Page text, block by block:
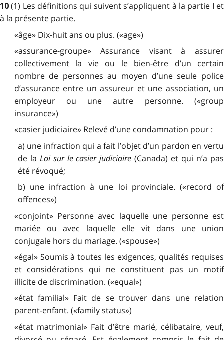
10(1) Les définitions qui suivent s’appliquent à la partie I et
à la présente partie.
«âge» Dix-huit ans ou plus. («age»)
«assurance-groupe» Assurance visant à assurer
collectivement la vie ou le bien-être d’un certain
nombre de personnes au moyen d’une seule police
d’assurance entre un assureur et une association, un
employeur ou une autre personne. («group
insurance»)
«casier judiciaire» Relevé d’une condamnation pour :
a) une infraction qui a fait l’objet d’un pardon en vertu
de la Loi sur le casier judiciaire (Canada) et qui n’a pas
été révoqué;
b) une infraction à une loi provinciale. («record of
offences»)
«conjoint» Personne avec laquelle une personne est
mariée ou avec laquelle elle vit dans une union
conjugale hors du mariage. («spouse»)
«égal» Soumis à toutes les exigences, qualités requises
et considérations qui ne constituent pas un motif
illicite de discrimination. («equal»)
«état familial» Fait de se trouver dans une relation
parent-enfant. («family status»)
«état matrimonial» Fait d’être marié, célibataire, veuf,